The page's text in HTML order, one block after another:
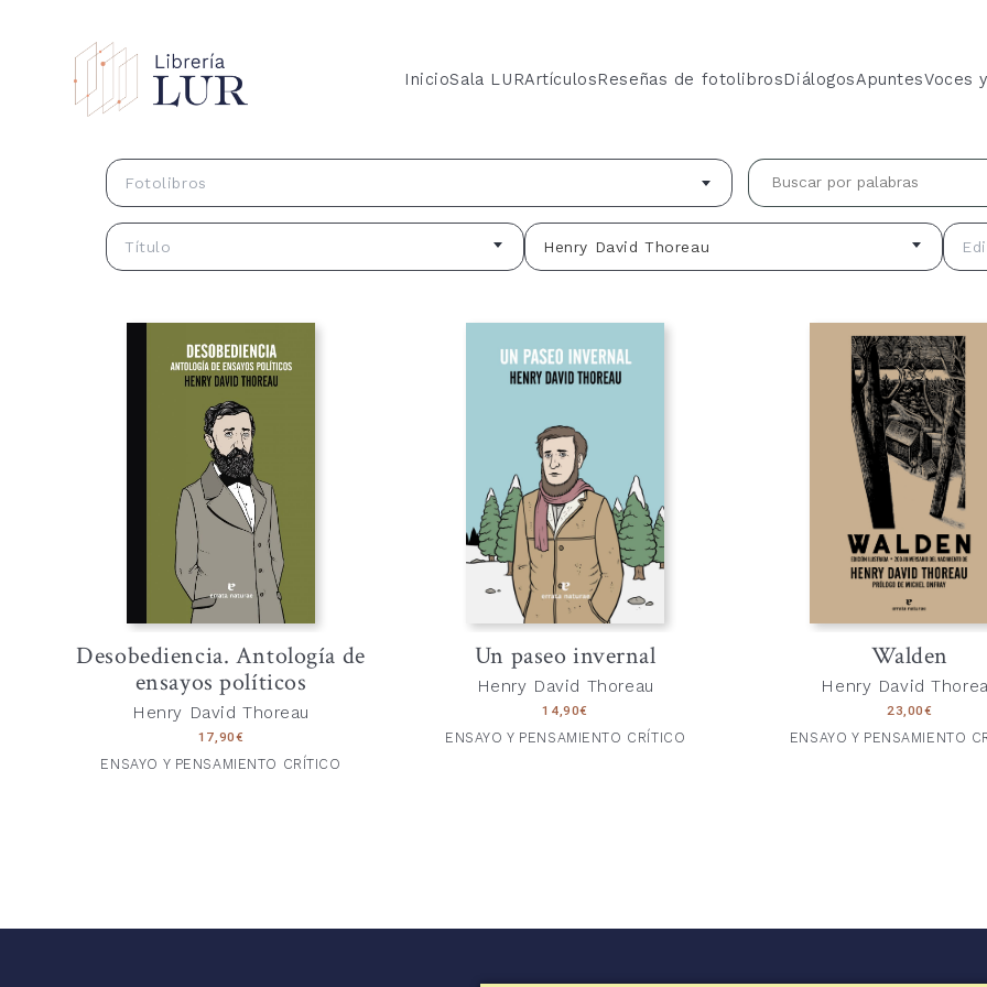
InicioSala LURArtículosReseñas de fotolibrosDiálogosApuntesVoces
Fotolibros
Título Henry David Thoreau
Desobediencia. Antología de
ensayos políticos
Henry David Thoreau
17,90€
ENSAYO Y PENSAMIENTO CRÍTICO
Un paseo invernal
Henry David Thoreau
14,90€
ENSAYO Y PENSAMIENTO CRÍTICO
Walden
Henry David
23,00€
ENSAYO Y PENSAMIENTO